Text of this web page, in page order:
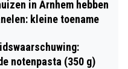
in Arnhem hebben
kleine toename
notenpasta (350 g)